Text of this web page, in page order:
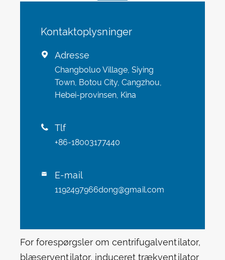
Kontaktoplysninger
 Adresse
Changboluo Village, Siying
Town, Botou City, Cangzhou,
Hebei-provinsen, Kina
 Tlf
+86-18003177440
 E-mail
1192497966dong@gmail.com
For forespørgsler om centrifugalventilator,
blæserventilator, induceret trækventilator